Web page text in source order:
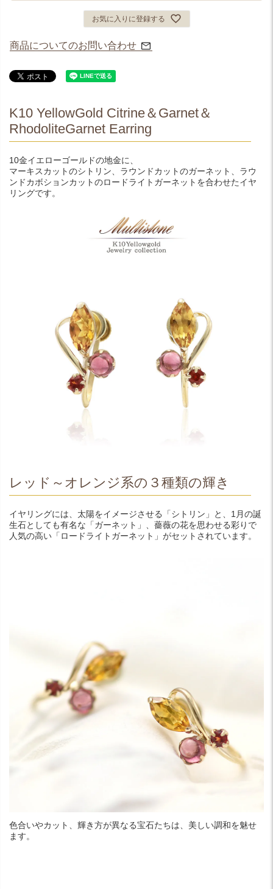
お気に入りに登録する
商品についてのお問い合わせ
K10 YellowGold Citrine＆Garnet＆
RhodoliteGarnet Earring
10金イエローゴールドの地金に、
マーキスカットのシトリン、ラウンドカットのガーネット、ラウ
ンドカボションカットのロードライトガーネットを合わせたイヤ
リングです。
レッド～オレンジ系の３種類の輝き
イヤリングには、太陽をイメージさせる「シトリン」と、1月の誕
生石としても有名な「ガーネット」、薔薇の花を思わせる彩りで
人気の高い「ロードライトガーネット」がセットされています。
色合いやカット、輝き方が異なる宝石たちは、美しい調和を魅せ
ます。